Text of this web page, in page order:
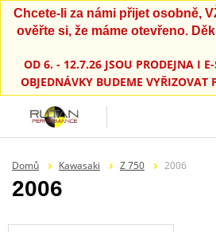
Chcete-li za námi přijet osobně,
ověřte si, že máme otevřeno.
OD 6. - 12.7.26 JSOU PRODEJNA I
OBJEDNÁVKY BUDEME VYŘIZOVAT
Domů Kawasaki Z 750 2006
2006